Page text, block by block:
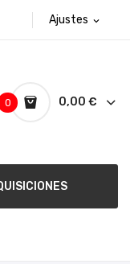
Ajustes expand_more
0 0,00 €